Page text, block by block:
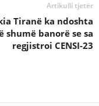
Artikulli tjetër
Tiranë ka ndoshta
shumë banorë se sa
regjistroi CENSI-23